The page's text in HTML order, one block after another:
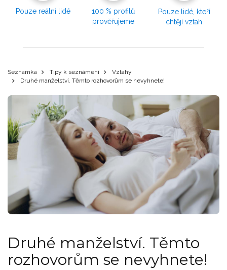
Pouze reální lidé
100 % profilů
prověřujeme
Pouze lidé, kteří
chtějí vztah
Seznamka Tipy k seznámení
Vztahy
Druhé manželství. Těmto rozhovorům se nevyhnete!
Druhé manželství. Těmto
rozhovorům se nevyhnete!